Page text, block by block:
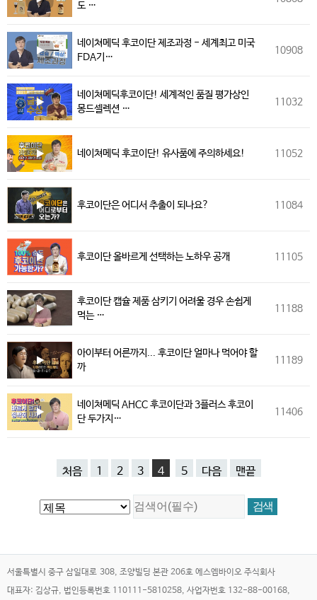
도 …
네이쳐메딕 후코이단 제조과정 - 세계최고 미국
FDA기…
10908
네이쳐메딕후코이단! 세계적인 품질 평가상인
몽드셀렉션 …
11032
네이쳐메딕 후코이단! 유사품에 주의하세요! 11052
후코이단은 어디서 추출이 되나요? 11084
후코이단 올바르게 선택하는 노하우 공개 11105
후코이단 캡슐 제품 삼키기 어려울 경우 손쉽게
먹는 …
11188
아이부터 어른까지... 후코이단 얼마나 먹어야 할
까
11189
네이쳐메딕 AHCC 후코이단과 3플러스 후코이
단 두가지…
11406
처음 1 2 3 4 5 다음 맨끝
서울특별시 중구 삼일대로 308, 조양빌딩 본관 206호 에스엠바이오 주식회사
대표자: 김상규, 법인등록번호 110111-5810258, 사업자번호 132-88-00168,